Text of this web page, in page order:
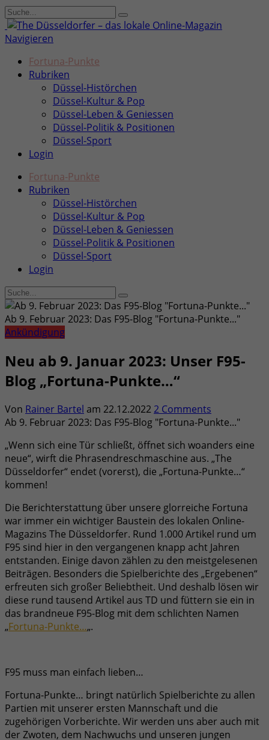
Navigieren
Fortuna-Punkte
Rubriken
Düssel-Histörchen
Düssel-Kultur & Pop
Düssel-Leben & Geniessen
Düssel-Politik & Positionen
Düssel-Sport
Login
Fortuna-Punkte
Rubriken
Düssel-Histörchen
Düssel-Kultur & Pop
Düssel-Leben & Geniessen
Düssel-Politik & Positionen
Düssel-Sport
Login
Ab 9. Februar 2023: Das F95-Blog "Fortuna-Punkte..."
Ankündigung
Neu ab 9. Januar 2023: Unser F95-
Blog „Fortuna-Punkte…“
Von Rainer Bartel am 22.12.2022 2 Comments
Ab 9. Februar 2023: Das F95-Blog "Fortuna-Punkte..."
„Wenn sich eine Tür schließt, öffnet sich woanders eine
neue“, wirft die Phrasendreschmaschine aus. „The
Düsseldorfer“ endet (vorerst), die „Fortuna-Punkte…“
kommen!
Die Berichterstattung über unsere glorreiche Fortuna
war immer ein wichtiger Baustein des lokalen Online-
Magazins The Düsseldorfer. Rund 1.000 Artikel rund um
F95 sind hier in den vergangenen knapp acht Jahren
entstanden. Einige davon zählen zu den meistgelesenen
Beiträgen. Besonders die Spielberichte des „Ergebenen“
erfreuten sich großer Beliebtheit. Und deshalb lösen wir
diese rund tausend Artikel aus TD und füttern sie ein in
das brandneue F95-Blog mit dem schlichten Namen
„Fortuna-Punkte…„.
F95 muss man einfach lieben…
Fortuna-Punkte… bringt natürlich Spielberichte zu allen
Partien mit unserer ersten Mannschaft und die
zugehörigen Vorberichte. Wir werden uns aber auch mit
der Zwoten, dem Nachwuchs und unseren jungen